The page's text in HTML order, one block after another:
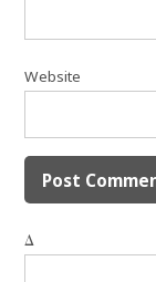
Website
Δ